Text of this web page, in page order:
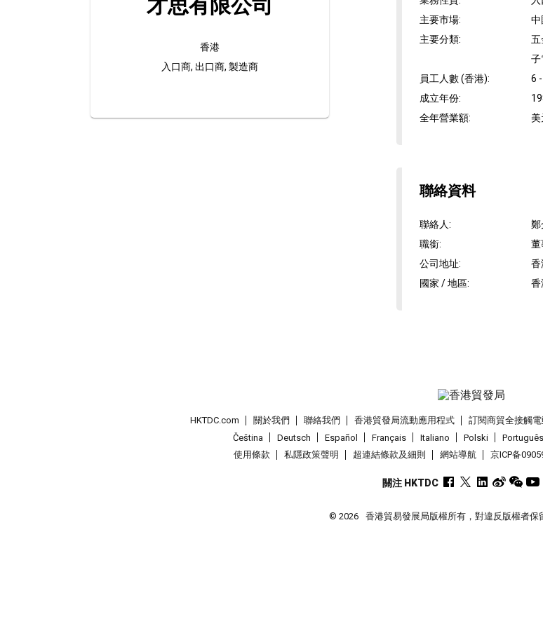
才思有限公司
香港
入口商, 出口商, 製造商
主要市場:
中
主要分類:
五
子
員工人數 (香港):
6
成立年份:
全年營業額:
聯絡資料
聯絡人:
鄭
職銜:
董
公司地址:
香
國家 / 地區: 香
HKTDC.com 關於我們 聯絡我們 香港貿發局流動應用程式 訂閱商貿全接觸
Čeština
Deutsch Español Français Italiano Polski Português
使用條款
私隱政策聲明 超連結條款及細則 網站導航 京ICP备
關注 HKTDC
© 2026 香港貿易發展局版權所有，對違反版權者保